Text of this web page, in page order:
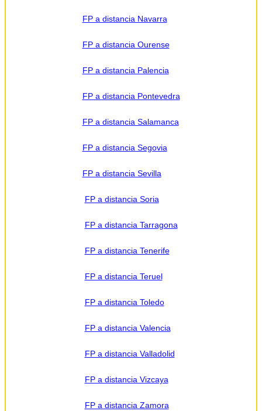
FP a distancia Navarra
FP a distancia Ourense
FP a distancia Palencia
FP a distancia Pontevedra
FP a distancia Salamanca
FP a distancia Segovia
FP a distancia Sevilla
FP a distancia Soria
FP a distancia Tarragona
FP a distancia Tenerife
FP a distancia Teruel
FP a distancia Toledo
FP a distancia Valencia
FP a distancia Valladolid
FP a distancia Vizcaya
FP a distancia Zamora